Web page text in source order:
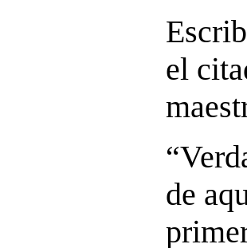
el
de